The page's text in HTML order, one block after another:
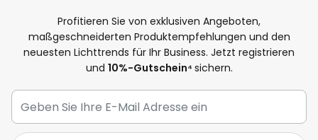
Profitieren Sie von exklusiven Angeboten,
maßgeschneiderten Produktempfehlungen und den
neuesten Lichttrends für Ihr Business. Jetzt registrieren
und 10%-Gutschein⁴ sichern.